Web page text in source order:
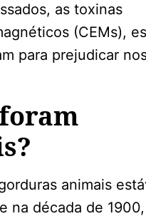
as toxinas
(CEMs),
para prejudicar
animais
na década de 1900,